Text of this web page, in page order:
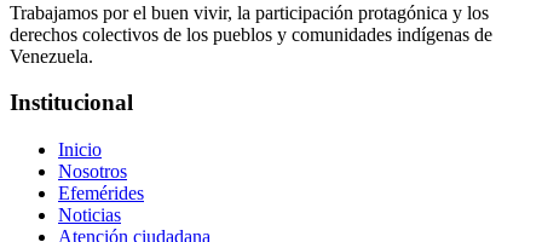
Trabajamos por el buen vivir, la participación protagónica y los
derechos colectivos de los pueblos y comunidades indígenas de
Venezuela.
Institucional
Inicio
Nosotros
Efemérides
Noticias
Atención ciudadana